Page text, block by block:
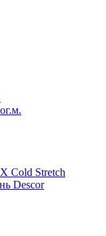
Cold Stretch
Descor